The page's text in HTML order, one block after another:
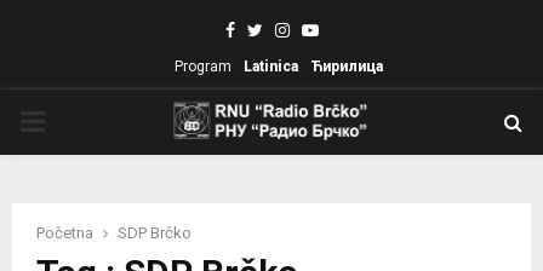
Facebook
TwitterInstagram
Youtube
Program Latinica Ћирилица
Početna SDP Brčko